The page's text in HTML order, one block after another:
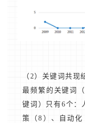
（2）关键词共现
最频繁的关键词
键词）只有6个：
策（8）、自动